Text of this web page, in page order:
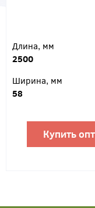
Длина, мм
2500
Ширина, мм
58
Купить